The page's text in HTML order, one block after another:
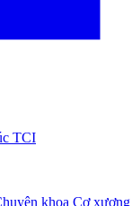
TCI
khoa Cơ